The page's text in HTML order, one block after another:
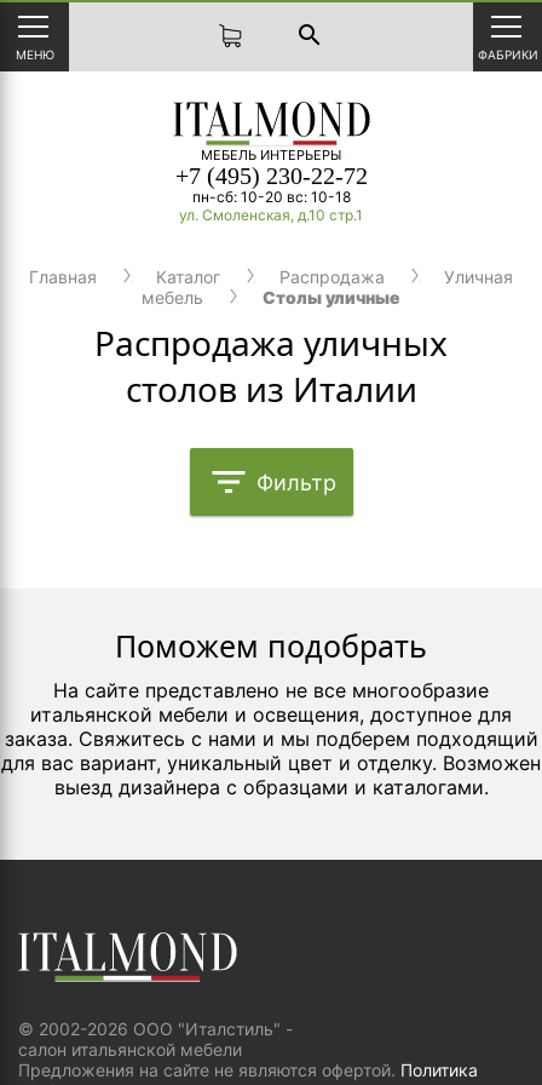
МЕНЮ
search
ФАБРИКИ
МЕБЕЛЬ ИНТЕРЬЕРЫ
+7 (495) 230-22-72
пн-сб: 10-20 вс: 10-18
ул. Смоленская, д.10 стр.1
Главная Каталог Распродажа
Уличная
мебель
Столы уличные
Распродажа уличных
столов из Италии
filter_list Фильтр
Поможем подобрать
На сайте представлено не все многообразие
итальянской мебели и освещения, доступное для
заказа. Свяжитесь с нами и мы подберем подходящий
для вас вариант, уникальный цвет и отделку. Возможен
выезд дизайнера с образцами и каталогами.
© 2002-2026 ООО "Италстиль" -
салон итальянской мебели
Предложения на сайте не являются офертой. Политика